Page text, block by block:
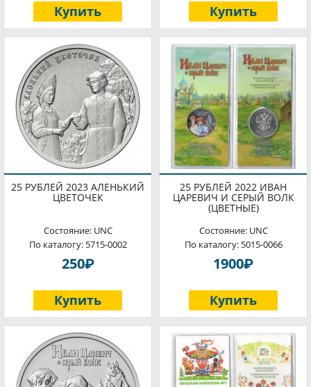
Купить Купить
25 РУБЛЕЙ 2023 АЛЕНЬКИЙ
ЦВЕТОЧЕК
Состояние: UNC
По каталогу: 5715-0002
250P
Купить
25 РУБЛЕЙ 2022 ИВАН
ЦАРЕВИЧ И СЕРЫЙ ВОЛК
(ЦВЕТНЫЕ)
Состояние: UNC
По каталогу: 5015-0066
1900P
Купить